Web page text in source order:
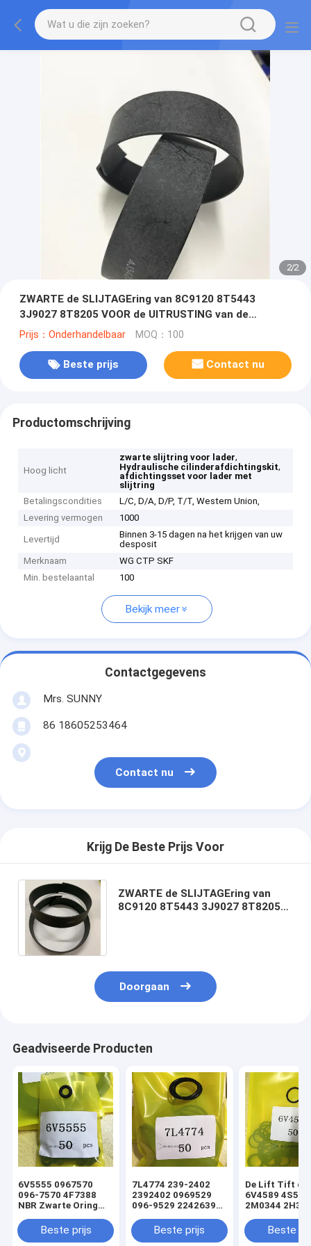
2/2
ZWARTE de SLIJTAGEring van 8C9120 8T5443
3J9027 8T8205 VOOR de UITRUSTING van de
LADERverbinding
Prijs：Onderhandelbaar MOQ：100
Beste prijs Contact nu
Productomschrijving
Hoog licht
zwarte slijtring voor lader,
Hydraulische cilinderafdichtingskit,
afdichtingsset voor lader met
slijtring
Betalingscondities
L/C, D/A, D/P, T/T, Western Union,
Levering vermogen
1000
Levertijd
Binnen 3-15 dagen na het krijgen van uw
desposit
Merknaam
WG CTP SKF
Min. bestelaantal
100
Bekijk meer
Contactgegevens
Mrs. SUNNY
86 18605253464
Contact nu
Krijg De Beste Prijs Voor
ZWARTE de SLIJTAGEring van
8C9120 8T5443 3J9027 8T8205
Doorgaan
Geadviseerde Producten
6V5555 0967570
096-7570 4F7388
NBR Zwarte Oring
cilinderladerafdichtingsset
Beste prijs
7L4774 239-2402
2392402 0969529
096-9529 2242639
Zwarte Oring
hydraulische
Beste prijs
De Lift Tift die
6V4589
2M0344
de
Beste